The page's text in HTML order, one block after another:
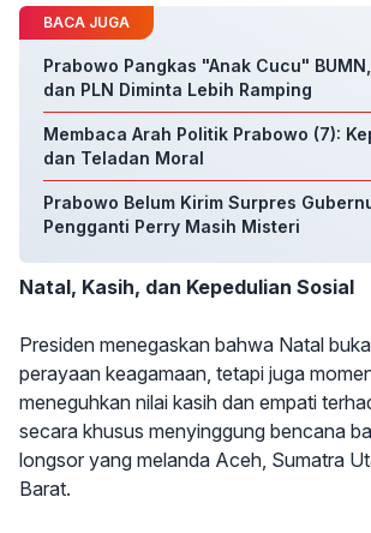
BACA JUGA
Prabowo Pangkas "Anak Cucu"
dan PLN Diminta Lebih Ramping
Membaca Arah Politik Prabowo (7):
dan Teladan Moral
Prabowo Belum Kirim Surpres
Pengganti Perry Masih Misteri
Natal, Kasih, dan Kepedulian Sosial
Presiden menegaskan bahwa Natal
perayaan keagamaan, tetapi juga
meneguhkan nilai kasih dan empati
secara khusus menyinggung bencana
longsor yang melanda Aceh, Sumatra
Barat.